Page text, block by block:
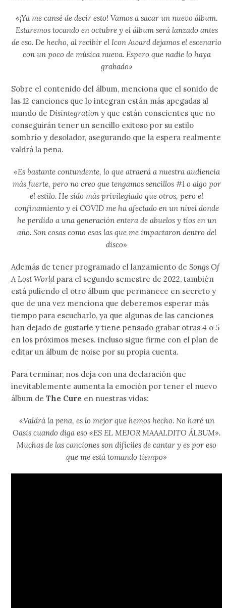
«¡Ya me cansé de decir esto! Vamos a sacar un nuevo álbum.
Estaremos tocando en octubre y el álbum será lanzado antes
de eso. De hecho, al recibir el Icon Award dejamos el escenario
con un poco de música nueva. Espero que nadie lo haya
grabado»
Sobre el contenido del álbum, menciona que el sonido de
las 12 canciones que lo integran están más apegadas al
mundo de Disintegration y que están conscientes que no
conseguirán tener un sencillo exitoso por su estilo
sombrío y desolador, asegurando que la espera realmente
valdrá la pena.
«Es bastante contundente, lo que atraerá a nuestra audiencia
más fuerte, pero no creo que tengamos sencillos #1 o algo por
el estilo. He sido más privilegiado que otros, pero el
confinamiento y el COVID me ha afectado en un nivel donde
he perdido a una generación entera de abuelos y tíos en un
año. Son cosas como esas las que me impactaron dentro del
disco»
Además de tener programado el lanzamiento deSongs Of
A Lost World para el segundo semestre de 2022, también
está puliendo el otro álbum que permanece en secreto y
que de una vez menciona que deberemos esperar más
tiempo para escucharlo, ya que algunas de las canciones
han dejado de gustarle y tiene pensado grabar otras 4 o 5
en los próximos meses. incluso sigue firme con el plan de
editar un álbum de noise por su propia cuenta.
Para terminar, nos deja con una declaración que
inevitablemente aumenta la emoción por tener el nuevo
álbum deThe Cure en nuestras vidas:
«Valdrá la pena, es lo mejor que hemos hecho. No haré un
Oasis cuando diga eso «ES EL MEJOR MAAALDITO ÁLBUM».
Muchas de las canciones son difíciles de cantar y es por eso
que me está tomando tiempo»